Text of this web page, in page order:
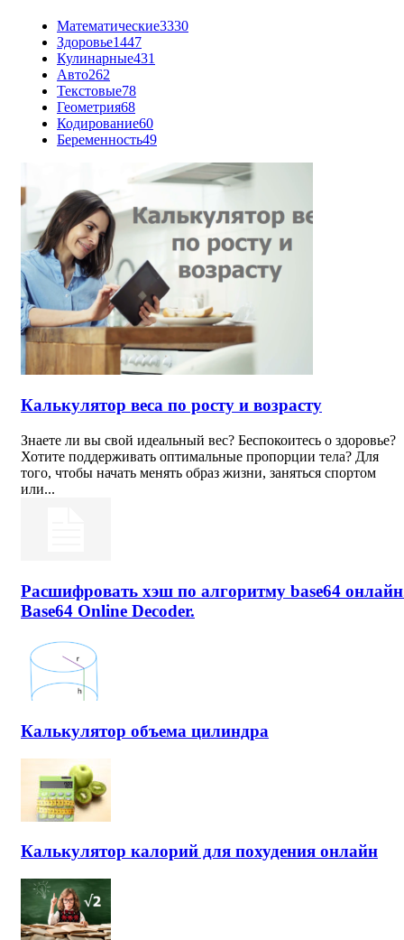
Математические3330
Здоровье1447
Кулинарные431
Авто262
Текстовые78
Геометрия68
Кодирование60
Беременность49
Калькулятор веса по росту и возрасту
Знаете ли вы свой идеальный вес? Беспокоитесь о здоровье?
Хотите поддерживать оптимальные пропорции тела? Для
того, чтобы начать менять образ жизни, заняться спортом
или...
Расшифровать хэш по алгоритму base64
Base64 Online Decoder.
Калькулятор объема цилиндра
Калькулятор калорий для похудения онлайн